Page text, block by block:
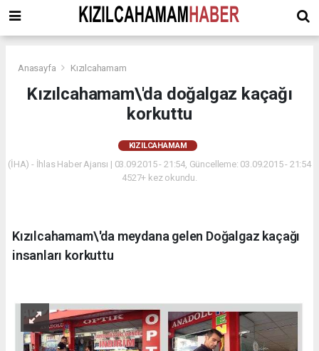
Anasayfa Kızılcahamam
Kızılcahamam\'da doğalgaz kaçağı
korkuttu
KIZILCAHAMAM
(İHA) - İhlas Haber Ajansı | 03.09.2015 - 21:54, Güncelleme: 03.09.2015 - 21:54
4527+ kez okundu.
Kızılcahamam\'da meydana gelen Doğalgaz kaçağı
insanları korkuttu